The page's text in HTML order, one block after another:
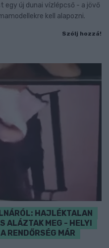
új dunai vízlépcső - a jövő
kell alapozni.
Szólj hozzá!
HAJLÉKTALAN
ALÁZTAK MEG - HELYI
RENDŐRSÉG MÁR